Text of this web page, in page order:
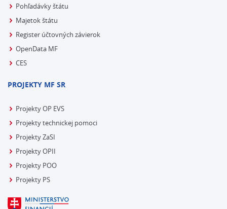
Pohľadávky štátu
Majetok štátu
Register účtovných závierok
OpenData MF
CES
PROJEKTY MF SR
Projekty OP EVS
Projekty technickej pomoci
Projekty ZaSI
Projekty OPII
Projekty POO
Projekty PS